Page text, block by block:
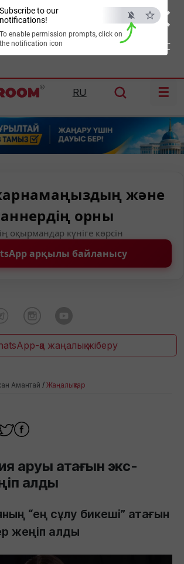
×
ESC
Subscribe to our
notifications!
To enable permission prompts, click on
the notification icon
Алматы: Шымкент:37°C
RU ☰
және
орны
оқырмандар күніге көрсін
арқылы байланысу
қа жаңалық жіберу
Амантай / Жаңалықтар
аруы атағын экс-
алды
“ең сұлу бикеші” атағын
жеңіп алды